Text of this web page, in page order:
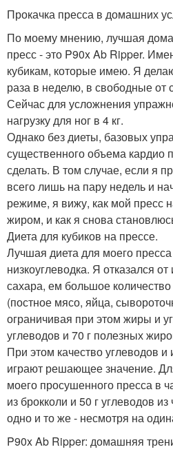
Прокачка пресса в домашних
По моему мнению, лучшая
пресс - это P90x Ab Ripper.
кубикам, которые имею. Я
раза в неделю, в свободные от
Сейчас для усложнения
нагрузку для ног в 4 кг.
Однако без диеты, базовых
существенного объема кардио
сделать. В том случае, если я
всего лишь на пару недель и
режиме, я вижу, как мой пресс
жиром, и как я снова
Диета для кубиков на прессе.
Лучшая диета для моего
низкоуглеводка. Я отказался
сахара, ем большое
(постное мясо, яйца,
ограничивая при этом жиры и
углеводов и 70 г полезных
При этом качество углеводов и
играют решающее значение.
моего просушенного пресса в
из брокколи и 50 г углеводов
одно и то же - несмотря на
P90x Ab Ripper: домашняя